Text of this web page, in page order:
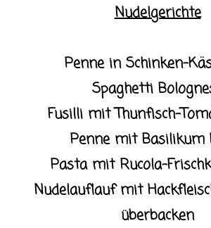
Nudelgerichte
Penne in Schinken-
Spaghetti
Fusilli mit Thunfisch-
Penne mit Basilikum
Pasta mit Rucola-
Nudelauflauf mit
überbacken